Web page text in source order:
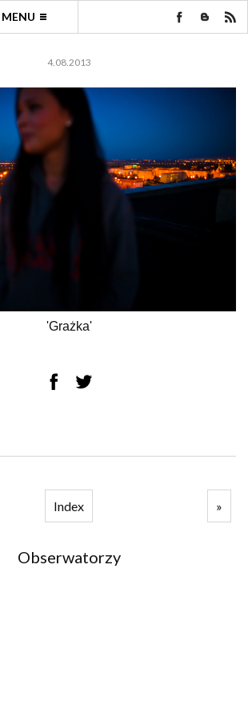
MENU
4.08.2013
'Grażka'
Index »
Obserwatorzy